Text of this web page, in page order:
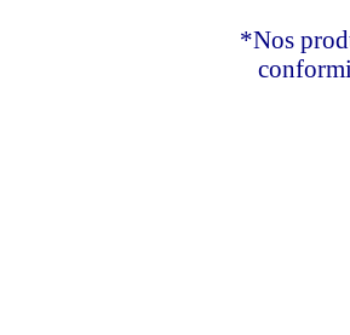
*Nos produits sont
conformité,